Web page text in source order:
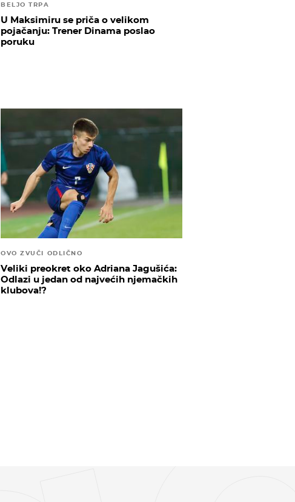
BELJO TRPA
U Maksimiru se priča o velikom
pojačanju: Trener Dinama poslao
poruku
OVO ZVUČI ODLIČNO
Veliki preokret oko Adriana Jagušića:
Odlazi u jedan od najvećih njemačkih
klubova!?